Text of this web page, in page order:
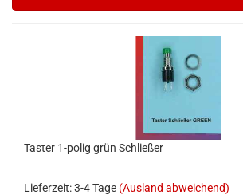
Taster 1-polig grün Schließer
Lieferzeit: 3-4 Tage (Ausland abweichend)